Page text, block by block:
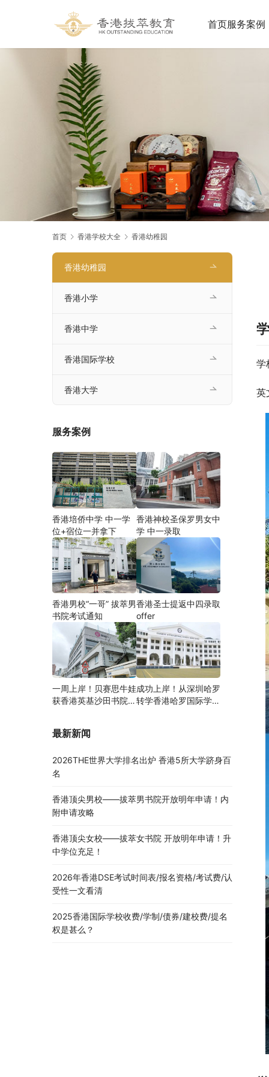
首页服务案例
首页 香港学校大全 香港幼稚园
学
英
香港幼稚园
香港小学
香港中学
香港国际学校
香港大学
服务案例
香港培侨中学 中一学
位+宿位一并拿下
香港神校圣保罗男女中
学 中一录取
香港男校“一哥” 拔萃男
书院考试通知
香港圣士提返中四录取
offer
一周上岸！贝赛思牛娃
获香港英基沙田书院录
成功上岸！从深圳哈罗
转学香港哈罗国际学
最新新闻
2026THE世界大学排名出炉 香港5所大学跻身百
名
香港顶尖男校——拔萃男书院开放明年申请！内
附申请攻略
香港顶尖女校——拔萃女书院 开放明年申请！升
中学位充足！
2026年香港DSE考试时间表/报名资格/考试费/认
受性一文看清
2025香港国际学校收费/学制/债券/建校费/提名
权是甚么？